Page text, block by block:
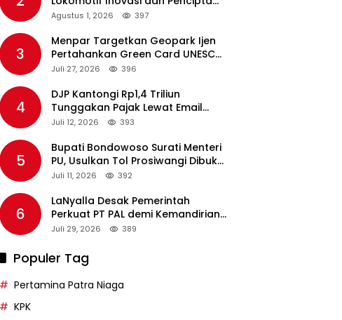
Lapangan Kerja
Agustus 1, 2026 397
3
Menpar Targetkan Geopark Ijen
Pertahankan Green Card UNESCO
pada Revalidasi Agustus 2026
Juli 27, 2026 396
4
DJP Kantongi Rp1,4 Triliun
Tunggakan Pajak Lewat Email
Pengingat, Total Piutang Masih
Juli 12, 2026 393
5
Bupati Bondowoso Surati Menteri
PU, Usulkan Tol Prosiwangi Dibuka
Sementara
Juli 11, 2026 392
6
LaNyalla Desak Pemerintah
Perkuat PT PAL demi Kemandirian
Industri Pertahanan Maritim
Juli 29, 2026 389
Populer Tag
Pertamina Patra Niaga
KPK